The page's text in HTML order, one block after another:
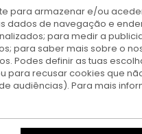
para armazenar e/ou
dados de navegação e
para medir a
para saber mais sobre o
Podes definir as tuas
para recusar cookies que
audiências). Para mais